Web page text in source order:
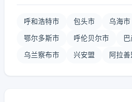
呼和浩特市 包头市 乌海市
鄂尔多斯市 呼伦贝尔市
乌兰察布市 兴安盟 阿拉善